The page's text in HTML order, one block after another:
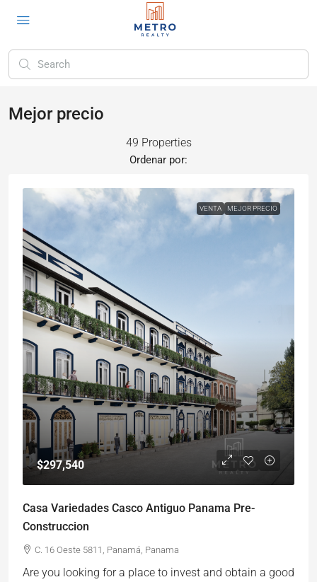
Mejor precio
49 Properties
Ordenar por:
VENTA MEJOR PRECIO
$297,540
Casa Variedades Casco Antiguo Panama Pre-
Construccion
C. 16 Oeste 5811, Panamá, Panama
Are you looking for a place to invest and obtain a good